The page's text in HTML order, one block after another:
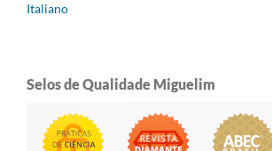
Italiano
Selos de Qualidade Miguelim